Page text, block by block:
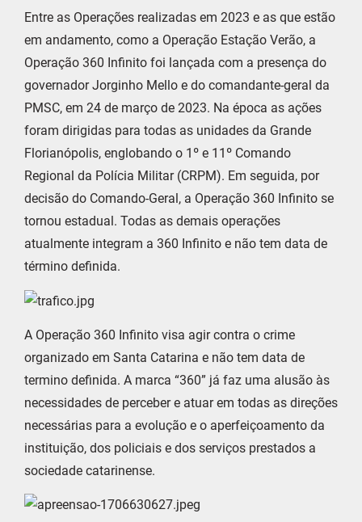
Entre as Operações realizadas em 2023 e as que estão
em andamento, como a Operação Estação Verão, a
Operação 360 Infinito foi lançada com a presença do
governador Jorginho Mello e do comandante-geral da
PMSC, em 24 de março de 2023. Na época as ações
foram dirigidas para todas as unidades da Grande
Florianópolis, englobando o 1º e 11º Comando
Regional da Polícia Militar (CRPM). Em seguida, por
decisão do Comando-Geral, a Operação 360 Infinito se
tornou estadual. Todas as demais operações
atualmente integram a 360 Infinito e não tem data de
término definida.
A Operação 360 Infinito visa agir contra o crime
organizado em Santa Catarina e não tem data de
termino definida. A marca “360” já faz uma alusão às
necessidades de perceber e atuar em todas as direções
necessárias para a evolução e o aperfeiçoamento da
instituição, dos policiais e dos serviços prestados a
sociedade catarinense.